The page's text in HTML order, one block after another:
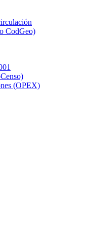
CodGeo)
(OPEX)